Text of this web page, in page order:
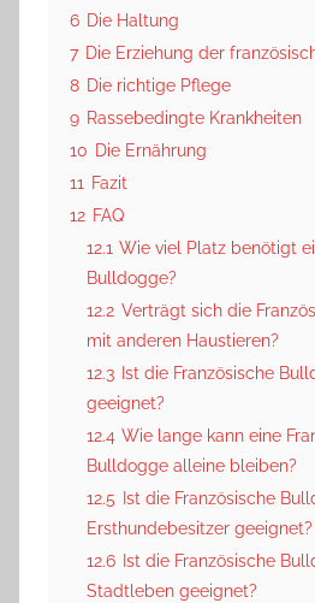
6 Die Haltung
7 Die Erziehung der
8 Die richtige Pflege
9 Rassebedingte Krankheiten
10 Die Ernährung
11 Fazit
12 FAQ
12.1 Wie viel Platz benötigt
Bulldogge?
12.2 Verträgt sich die
mit anderen Haustieren?
12.3 Ist die Französische
geeignet?
12.4 Wie lange kann eine
Bulldogge alleine bleiben?
12.5 Ist die Französische
Ersthundebesitzer geeignet?
12.6 Ist die Französische
Stadtleben geeignet?